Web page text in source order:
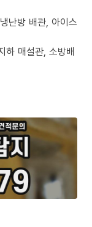
난방 배관, 아이스
하 매설관, 소방배